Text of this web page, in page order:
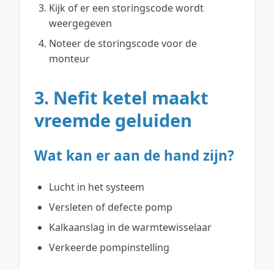
Kijk of er een storingscode wordt
weergegeven
Noteer de storingscode voor de
monteur
3. Nefit ketel maakt
vreemde geluiden
Wat kan er aan de hand zijn?
Lucht in het systeem
Versleten of defecte pomp
Kalkaanslag in de warmtewisselaar
Verkeerde pompinstelling